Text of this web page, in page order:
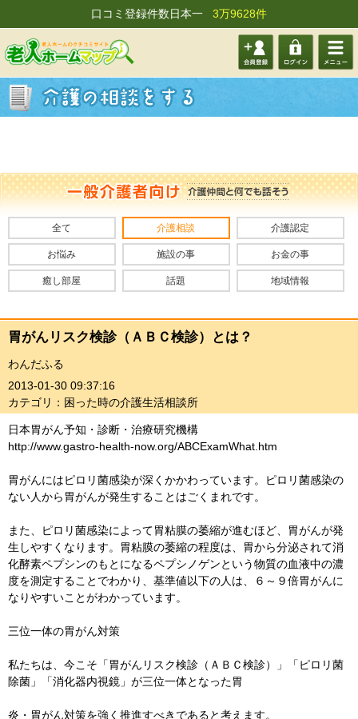
口コミ登録件数日本一 3万9628件
会員登 ログイ メニュ
全て 介護相談 介護認定
お悩み 施設の事 お金の事
癒し部屋 話題 地域情報
胃がんリスク検診（ＡＢＣ検診）とは？
わんだふる
2013-01-30 09:37:16
カテゴリ：困った時の介護生活相談所
日本胃がん予知・診断・治療研究機構
http://www.gastro-health-now.org/ABCExamWhat.htm
胃がんにはピロリ菌感染が深くかかわっています。ピロリ菌感染の
ない人から胃がんが発生することはごくまれです。
また、ピロリ菌感染によって胃粘膜の萎縮が進むほど、胃がんが発
生しやすくなります。胃粘膜の萎縮の程度は、胃から分泌されて消
化酵素ペプシンのもとになるペプシノゲンという物質の血液中の濃
度を測定することでわかり、基準値以下の人は、６～９倍胃がんに
なりやすいことがわかっています。
三位一体の胃がん対策
私たちは、今こそ「胃がんリスク検診（ＡＢＣ検診）」「ピロリ菌
除菌」「消化器内視鏡」が三位一体となった胃
炎・胃がん対策を強く推進すべきであると考えます。